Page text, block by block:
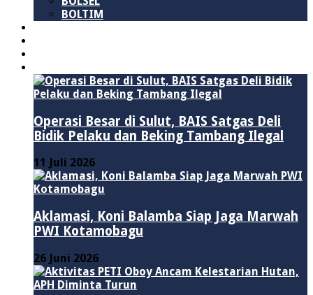
BOLTIM
Operasi Besar di Sulut, BAIS Satgas Deli
Bidik Pelaku dan Beking Tambang Ilegal
11 Juli 2026
Aklamasi, Koni Balamba Siap Jaga Marwah
PWI Kotamobagu
26 Juni 2026